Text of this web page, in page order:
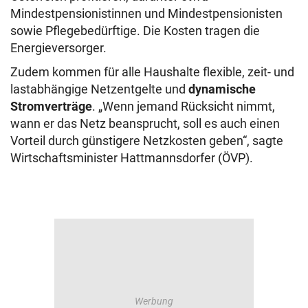
Mindestpensionistinnen und Mindestpensionisten
sowie Pflegebedürftige. Die Kosten tragen die
Energieversorger.
Zudem kommen für alle Haushalte flexible, zeit- und
lastabhängige Netzentgelte und dynamische
Stromverträge. „Wenn jemand Rücksicht nimmt,
wann er das Netz beansprucht, soll es auch einen
Vorteil durch günstigere Netzkosten geben“, sagte
Wirtschaftsminister Hattmannsdorfer (ÖVP).